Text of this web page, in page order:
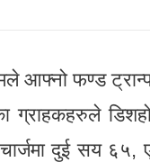
आफ्नो फण्ड
दुई सय ६५,